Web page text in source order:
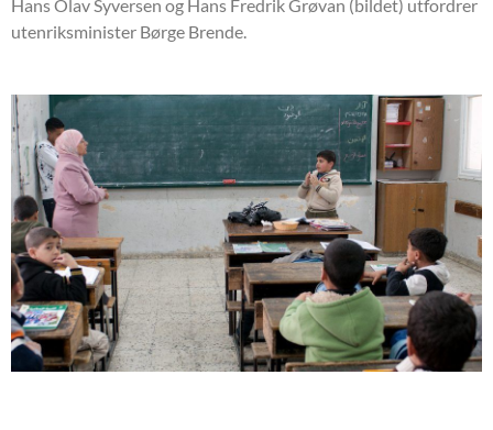
Hans Olav Syversen og Hans Fredrik Grøvan (bildet) utfordrer
utenriksminister Børge Brende.